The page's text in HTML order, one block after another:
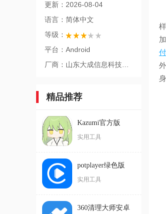
更新：2026-08-04
语言：简体中文
等级：
平台：Android
精品推荐
Kazumi官方版
实用工具
potplayer绿色版
实用工具
360清理大师安卓
付